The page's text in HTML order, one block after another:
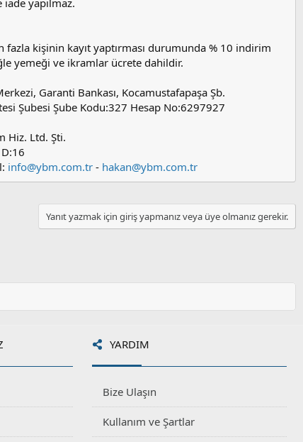
yapılmaz.
kişinin kayıt yaptırması durumunda % 10 indirim
yemeği ve ikramlar ücrete dahildir.
Garanti Bankası, Kocamustafapaşa Şb.
Şubesi Şube Kodu:327 Hesap No:6297927
Hiz. Ltd. Şti.
info@ybm.com.tr - hakan@ybm.com.tr
Yanıt yazmak için giriş yapmanız veya üye olmanız gerekir.
YARDIM
Bize Ulaşın
Kullanım ve Şartlar